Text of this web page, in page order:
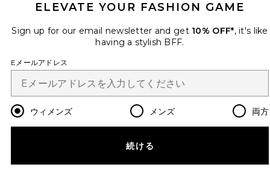
Change Country Regions
ja USD
改善にご協力ください！
カスタマーサービス
ELEVATE YOUR FASHION GAME
Sign up for our email newsletter and get 10% OFF*, it's like
having a stylish BFF.
Eメールアドレス
ウィメンズ メンズ 両方
続ける